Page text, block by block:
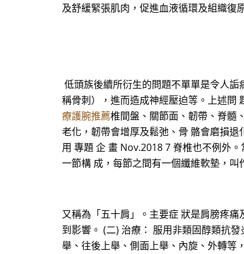
及舒緩緊張肌肉，促進血液循環及組織復
低頭族後續所衍生的問題不單單是令人
稱骨刺），進而造成神經壓迫等。上述問
療護腕推薦椎間盤、關節面、韌帶、脊髓
老化，韌帶會增厚及鬆弛、骨 骼會磨損
用 專題 企 畫 Nov.2018 7 脊椎也不例外
一節構 成，每節之間有一個纖維軟墊，叫
又稱為「五十肩」。主要症 狀是肩膀疼
到影響。 (二) 治療： 服用非類固醇類抗
舉、往後上舉、側面上舉、內旋、外轉等